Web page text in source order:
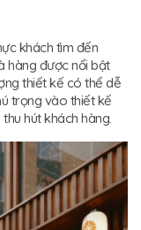
khách tìm đến
hàng được nổi bật
thiết kế có thể dễ
trọng vào thiết kế
hút khách hàng.